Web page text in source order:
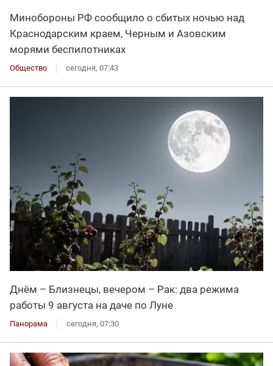
Минобороны РФ сообщило о сбитых ночью над
Краснодарским краем, Черным и Азовским
морями беспилотниках
Общество сегодня, 07:43
Днём – Близнецы, вечером – Рак: два режима
работы 9 августа на даче по Луне
Панорама сегодня, 07:30